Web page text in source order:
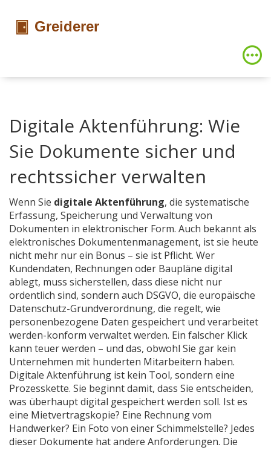
Digitale Aktenführung: Wie
Sie Dokumente sicher und
rechtssicher verwalten
Wenn Sie digitale Aktenführung, die systematische
Erfassung, Speicherung und Verwaltung von
Dokumenten in elektronischer Form. Auch bekannt als
elektronisches Dokumentenmanagement, ist sie heute
nicht mehr nur ein Bonus – sie ist Pflicht. Wer
Kundendaten, Rechnungen oder Baupläne digital
ablegt, muss sicherstellen, dass diese nicht nur
ordentlich sind, sondern auch DSGVO, die europäische
Datenschutz-Grundverordnung, die regelt, wie
personenbezogene Daten gespeichert und verarbeitet
werden-konform verwaltet werden. Ein falscher Klick
kann teuer werden – und das, obwohl Sie gar kein
Unternehmen mit hunderten Mitarbeitern haben.
Digitale Aktenführung ist kein Tool, sondern eine
Prozesskette. Sie beginnt damit, dass Sie entscheiden,
was überhaupt digital gespeichert werden soll. Ist es
eine Mietvertragskopie? Eine Rechnung vom
Handwerker? Ein Foto von einer Schimmelstelle? Jedes
dieser Dokumente hat andere Anforderungen. Die